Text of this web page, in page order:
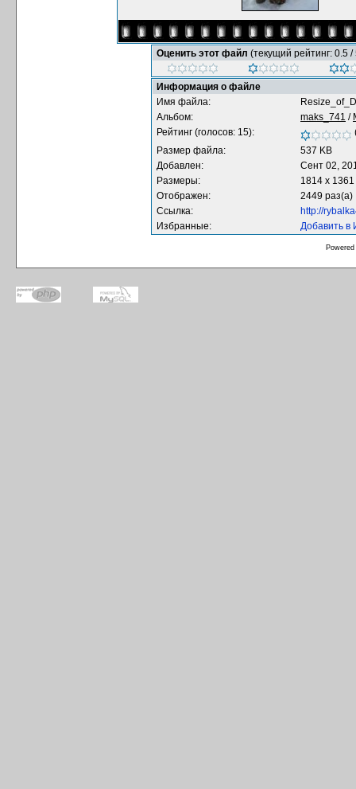
Оценить этот файл (текущий рейтинг: 0.5 /
Информация о файле
Имя файла:
Альбом:
maks_741 /
Рейтинг (голосов: 15):
Размер файла:
537 KB
Добавлен:
Сент 02,
Размеры:
1814 x
Отображен:
2449 раз(а)
Ссылка:
http://
Избранные:
Добавить в